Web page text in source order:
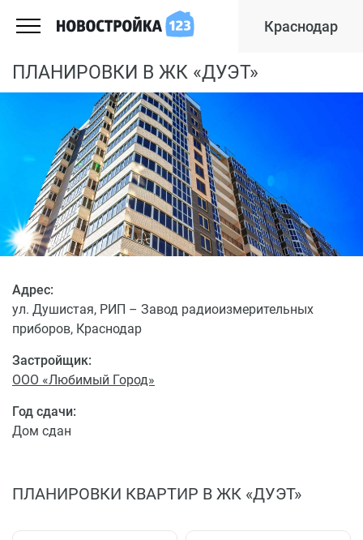
Краснодар
ПЛАНИРОВКИ В ЖК «ДУЭТ»
Застройщик:
ООО «Любимый Город»
Адрес:
ул. Душистая, РИП – Завод радиоизмерительных
приборов, Краснодар
Год сдачи:
Дом сдан
ПЛАНИРОВКИ КВАРТИР В ЖК «ДУЭТ»